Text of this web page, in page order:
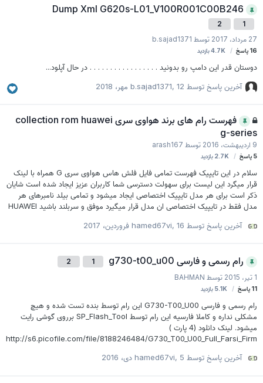
Dump Xml G620s-L01_V100R001C00B246
2
27 مرداد، 2017 توسطb.sajad1371
16 پاسخ 4.7Kبازدید
دوستان قدر این دامپ رو بدونید . . . . . . . . . . . . . . . . . در حال آپلود...
آخرین پاسخ توسط b.sajad1371 ,12 مهر، 2018
فهرست رام های برند هواوی سری collection rom huawei
g-series
9 اردیبهشت، 2016 توسطarash167
5پاسخ 2.7Kبازدید
سلام در این تایپیک فهرست تمامی فایل فلش هاس هواوی سری G همراه با لینک
قرار میگرد این لیست برای سهولت دسترسی شما کاربران عزیز ایجاد شده است شایان
ذکر است برای هر مدل تایپیک اختصاصی ایجاد میشود و تمامی بیلد نامبرهای هر
مدل فقط در تایپیک اختصاصی ان مدل قرار میگیرد موفق و سربلند باشید HUAWEI
[TD]G2800 [/TD] [TD]G2200 [/TD] [/TR] [TR] [TD]g3303c-b947
[/TD] [TD]g302d [/TD] […
آخرین پاسخ توسط hamed67vi ,16 فروردین، 2017
رام رسمی و فارسی g730-t00_u00 2
1 تیر، 2015 توسط BAHMAN
11 پاسخ 5.1Kبازدید
رام رسمی و فارسی G730-T00_U00 این رام توسط بنده تست شده و هیچ
مشکلی نداره و کاملا فارسیه این رام توسط SP_Flash_Tool برروی گوشی رایت
میشود. لینک دانلود (4 پارت )
http://s6.picofile.com/file/8188246484/G730_T00_U00_Full_Farsi_Firm
http://s6.picofile.com/file/8188284718/G730_T00_U00_Full_Farsi_Firm
آخرین پاسخ توسط hamed67vi ,5 دی، 2016